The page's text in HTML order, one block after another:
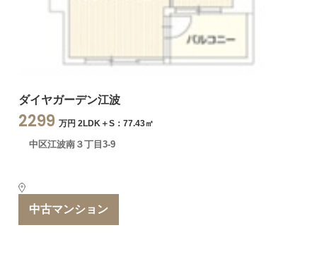
ダイヤガーデン江波
2299 万円 2LDK＋S：77.43㎡
中区江波南３丁目3-9
中古マンション